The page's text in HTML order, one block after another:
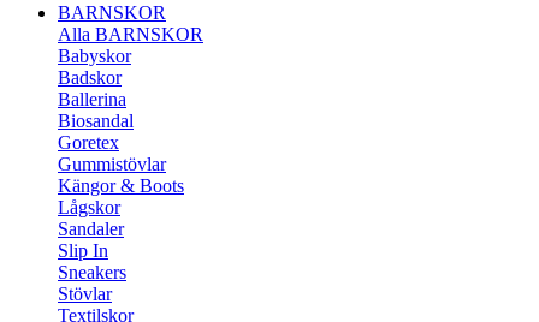
BARNSKOR
Alla BARNSKOR
Babyskor
Badskor
Ballerina
Biosandal
Goretex
Gummistövlar
Kängor & Boots
Lågskor
Sandaler
Slip In
Sneakers
Stövlar
Textilskor